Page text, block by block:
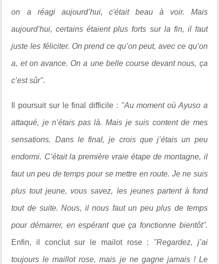
on a réagi aujourd’hui, c'était beau à voir. Mais
aujourd’hui, certains étaient plus forts sur la fin, il faut
juste les féliciter. On prend ce qu’on peut, avec ce qu’on
a, et on avance. On a une belle course devant nous, ça
c’est sûr".
Il poursuit sur le final difficile : "Au moment où Ayuso a
attaqué, je n’étais pas là. Mais je suis content de mes
sensations. Dans le final, je crois que j’étais un peu
endormi. C’était la première vraie étape de montagne, il
faut un peu de temps pour se mettre en route. Je ne suis
plus tout jeune, vous savez, les jeunes partent à fond
tout de suite. Nous, il nous faut un peu plus de temps
pour démarrer, en espérant que ça fonctionne bientôt".
Enfin, il conclut sur le mailot rose : "Regardez, j’ai
toujours le maillot rose, mais je ne gagne jamais ! Le